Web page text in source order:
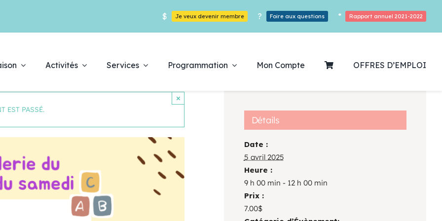
$ Je veux devenir membre ? Foire aux questions * Rapport annuel 2021-2022
Activités Services Programmation
Découvrez notre
programmation
Des Heures De Plaisirs!
Mon Compte OFFRES D’EMPLOI
EST PASSÉ.
×
Détails
Date :
5 avril 2025
Heure :
9 h 00 min - 12 h 00 min
Prix :
7.00$